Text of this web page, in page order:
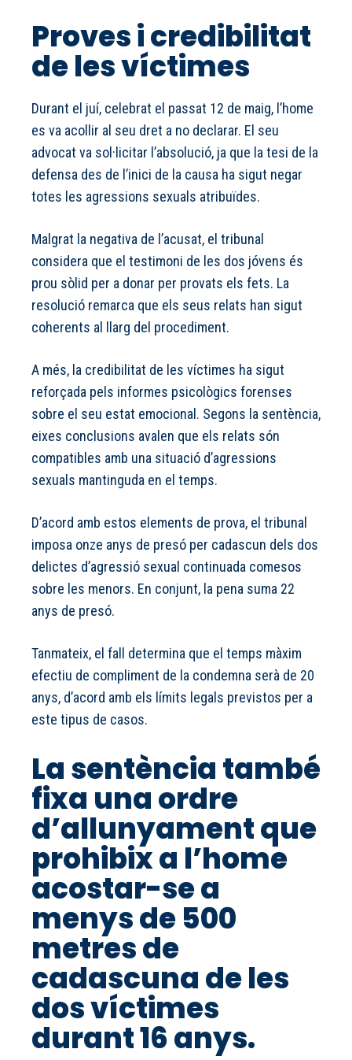
Proves i credibilitat
de les víctimes
Durant el juí, celebrat el passat 12 de maig, l’home
es va acollir al seu dret a no declarar. El seu
advocat va sol·licitar l’absolució, ja que la tesi de la
defensa des de l’inici de la causa ha sigut negar
totes les agressions sexuals atribuïdes.
Malgrat la negativa de l’acusat, el tribunal
considera que el testimoni de les dos jóvens és
prou sòlid per a donar per provats els fets. La
resolució remarca que els seus relats han sigut
coherents al llarg del procediment.
A més, la credibilitat de les víctimes ha sigut
reforçada pels informes psicològics forenses
sobre el seu estat emocional. Segons la sentència,
eixes conclusions avalen que els relats són
compatibles amb una situació d’agressions
sexuals mantinguda en el temps.
D’acord amb estos elements de prova, el tribunal
imposa onze anys de presó per cadascun dels dos
delictes d’agressió sexual continuada comesos
sobre les menors. En conjunt, la pena suma 22
anys de presó.
Tanmateix, el fall determina que el temps màxim
efectiu de compliment de la condemna serà de 20
anys, d’acord amb els límits legals previstos per a
este tipus de casos.
La sentència també
fixa una ordre
d’allunyament que
prohibix a l’home
acostar-se a
menys de 500
metres de
cadascuna de les
dos víctimes
durant 16 anys.